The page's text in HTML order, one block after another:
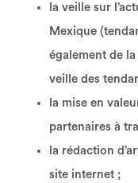
la veille sur
Mexique
également de
veille des
la mise en
partenaires à
la rédaction
site internet ;